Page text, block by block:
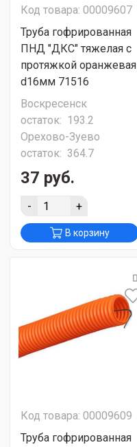
Код товара: 00009607
Труба гофрированная
ПНД "ДКС" тяжелая с
протяжкой оранжевая
d16мм 71516
Воскресенск
остаток: 193.2
Орехово-Зуево
остаток: 364.7
37 руб.
- +
В корзину
Код товара: 00009609
Труба гофрированная